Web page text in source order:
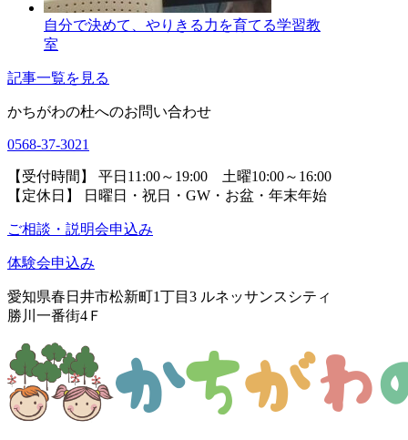
自分で決めて、やりきる力を育てる学習教
室
記事一覧を見る
かちがわの杜へのお問い合わせ
0568-37-3021
【受付時間】 平日11:00～19:00 土曜10:00～16:00
【定休日】 日曜日・祝日・GW・お盆・年末年始
ご相談・説明会申込み
体験会申込み
愛知県春日井市松新町1丁目3 ルネッサンスシティ
勝川一番街4Ｆ